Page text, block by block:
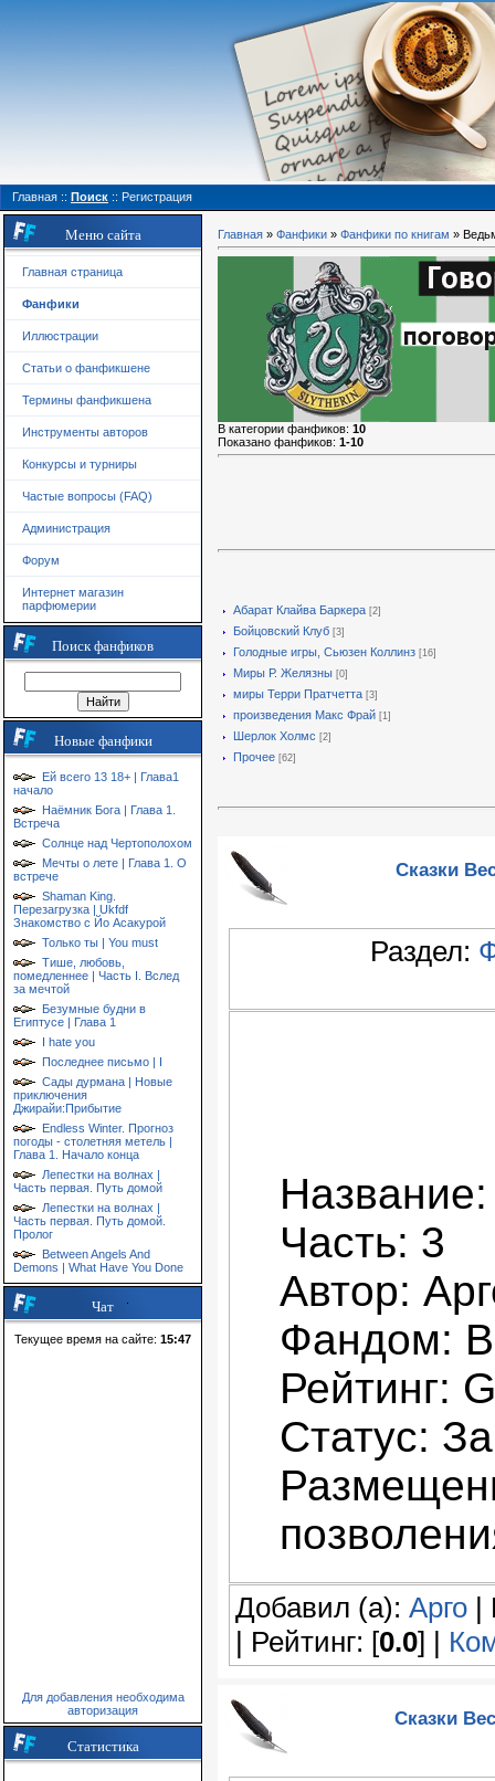
Главная :: Поиск :: Регистрация
Меню сайта
Главная страница
Фанфики
Иллюстрации
Статьи о фанфикшене
Термины фанфикшена
Инструменты авторов
Конкурсы и турниры
Частые вопросы (FAQ)
Администрация
Форум
Интернет магазин
парфюмерии
Поиск фанфиков
Новые фанфики
Ей всего 13 18+ | Глава1
начало
Наёмник Бога | Глава 1.
Встреча
Солнце над Чертополохом
Мечты о лете | Глава 1. О
встрече
Shaman King.
Перезагрузка | Ukfdf
Знакомство с Йо Асакурой
Только ты | You must
Тише, любовь,
помедленнее | Часть I. Вслед
за мечтой
Безумные будни в
Египтусе | Глава 1
I hate you
Последнее письмо | I
Сады дурмана | Новые
приключения
Джирайи:Прибытие
Endless Winter. Прогноз
погоды - столетняя метель |
Глава 1. Начало конца
Лепестки на волнах |
Часть первая. Путь домой
Лепестки на волнах |
Часть первая. Путь домой.
Пролог
Between Angels And
Demons | What Have You Done
Чат
Текущее время на сайте: 15:47
Для добавления необходима
авторизация
Статистика
Главная » Фанфики » Фанфики по книгам »
В категории фанфиков: 10
Показано фанфиков: 1-10
Абарат Клайва Баркера [2]
Бойцовский Клуб [3]
Голодные игры, Сьюзен Коллинз [16]
Миры Р. Желязны [0]
миры Терри Пратчетта [3]
произведения Макс Фрай [1]
Шерлок Холмс [2]
Прочее [62]
Сказки
Раздел:
Часть: 3
Автор:
Фандом:
Рейтинг: G
Статус:
Добавил (а): Арго |
| Рейтинг: [0.0] |
Сказки